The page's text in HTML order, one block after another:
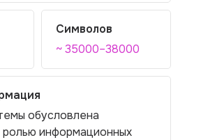
Символов
~ 35000–38000
обусловлена
информационных